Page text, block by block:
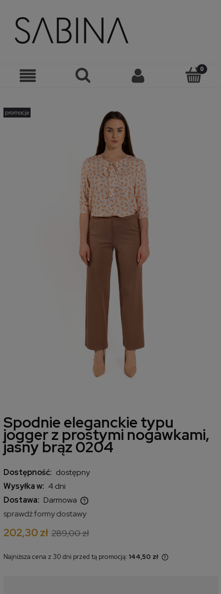
promocja
Spodnie eleganckie typu
jogger z prostymi nogawkami,
jasny brąz 0204
Dostępność: dostępny
Wysyłka w: 4 dni
Dostawa: Darmowa
Cena nie zawiera ewentualnych kosztów płatności
sprawdź formy dostawy
202,30 zł 289,00 zł
Najniższa cena z 30 dni przed tą promocją: 144,50 zł